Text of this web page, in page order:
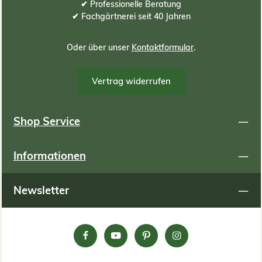
✔ Professionelle Beratung
✔ Fachgärtnerei seit 40 Jahren
Oder über unser Kontaktformular.
Vertrag widerrufen
Shop Service
Informationen
Newsletter